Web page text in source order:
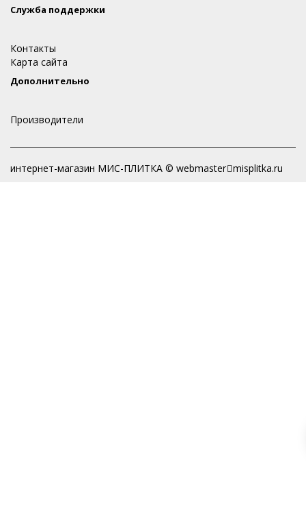
Служба поддержки
Контакты
Карта сайта
Дополнительно
Производители
интернет-магазин МИС-ПЛИТКА © webmaster misplitka.ru